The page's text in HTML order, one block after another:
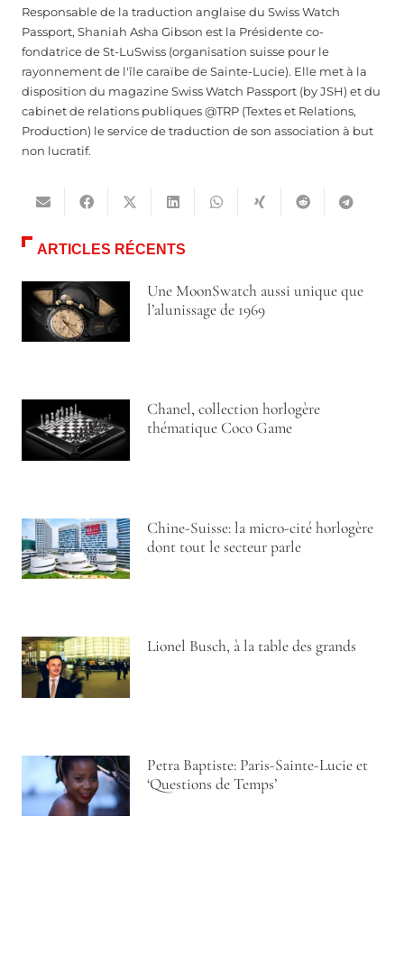
Responsable de la traduction anglaise du Swiss Watch
Passport, Shaniah Asha Gibson est la Présidente co-
fondatrice de St-LuSwiss (organisation suisse pour le
rayonnement de l'île caraïbe de Sainte-Lucie). Elle met à la
disposition du magazine Swiss Watch Passport (by JSH) et du
cabinet de relations publiques @TRP (Textes et Relations,
Production) le service de traduction de son association à but
non lucratif.
ARTICLES RÉCENTS
Une MoonSwatch aussi unique que
l’alunissage de 1969
Chanel, collection horlogère
thématique Coco Game
Chine-Suisse: la micro-cité horlogère
dont tout le secteur parle
Lionel Busch, à la table des grands
Petra Baptiste: Paris-Sainte-Lucie et
‘Questions de Temps’